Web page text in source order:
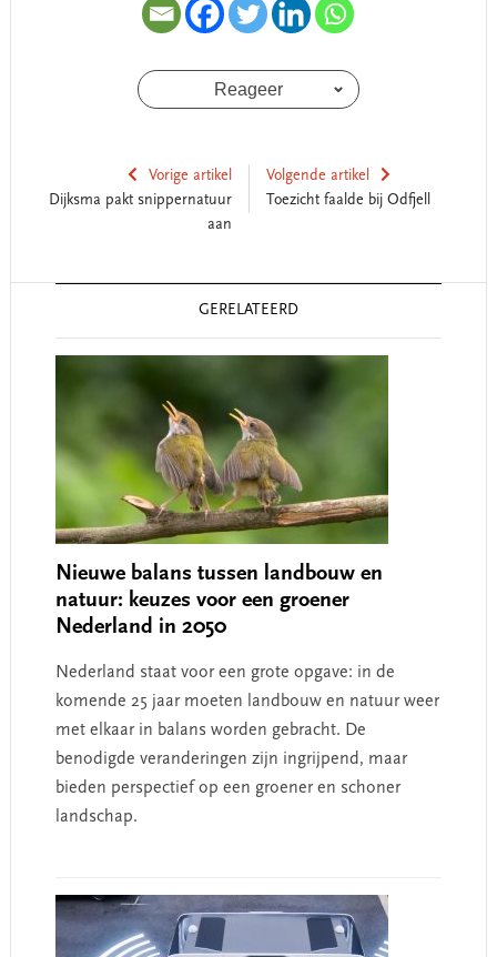
Reageer
Vorige artikel
Dijksma pakt snippernatuur
aan
Volgende artikel
Toezicht faalde bij Odfjell
GERELATEERD
Nieuwe balans tussen landbouw en
natuur: keuzes voor een groener
Nederland in 2050
Nederland staat voor een grote opgave: in de
komende 25 jaar moeten landbouw en natuur weer
met elkaar in balans worden gebracht. De
benodigde veranderingen zijn ingrijpend, maar
bieden perspectief op een groener en schoner
landschap.​